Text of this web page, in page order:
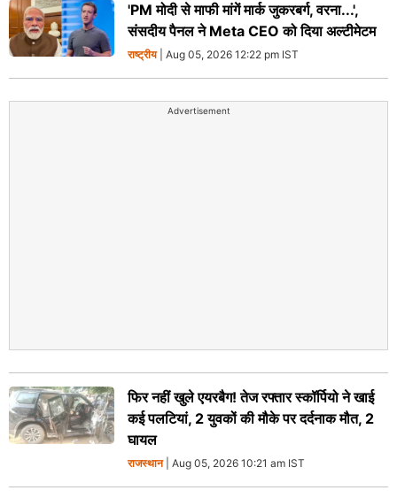
'PM मोदी से माफी मांगें मार्क जुकरबर्ग, वरना...',
संसदीय पैनल ने Meta CEO को दिया अल्टीमेटम
राष्ट्रीय| Aug 05, 2026 12:22 pm IST
Advertisement
फिर नहीं खुले एयरबैग! तेज रफ्तार स्कॉर्पियो ने खाई
कई पलटियां, 2 युवकों की मौके पर दर्दनाक मौत, 2
घायल
राजस्थान| Aug 05, 2026 10:21 am IST